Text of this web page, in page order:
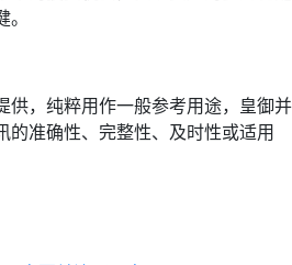
供，纯粹用作一般参考用途，皇御并
的准确性、完整性、及时性或适用